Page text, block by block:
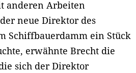
anderen Arbeiten
neue Direktor des
Schiffbauerdamm ein Stück
erwähnte Brecht die
sich der Direktor